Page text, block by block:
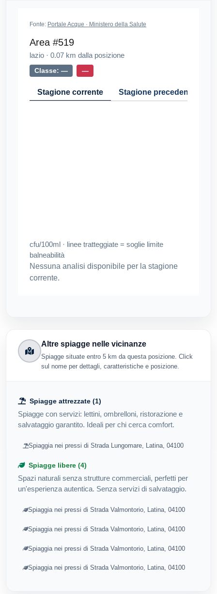
Fonte: Portale Acque · Ministero della Salute
Area #519
lazio · 0.07 km dalla posizione
Classe: — —
Stagione corrente Stagione precedente
cfu/100ml · linee tratteggiate = soglie limite
balneabilità
Nessuna analisi disponibile per la stagione
corrente.
Altre spiagge nelle vicinanze
Spiagge situate entro 5 km da questa posizione. Click
sul nome per dettagli, caratteristiche e posizione.
Spiagge attrezzate (1)
Spiagge con servizi: lettini, ombrelloni, ristorazione e
salvataggio garantito. Ideali per chi cerca comfort.
Spiaggia nei pressi di Strada Lungomare, Latina, 04100
Spiagge libere (4)
Spazi naturali senza strutture commerciali, perfetti per
un'esperienza autentica. Senza servizi di salvataggio.
Spiaggia nei pressi di Strada Valmontorio, Latina, 04100
Spiaggia nei pressi di Strada Valmontorio, Latina, 04100
Spiaggia nei pressi di Strada Valmontorio, Latina, 04100
Spiaggia nei pressi di Strada Valmontorio, Latina, 04100